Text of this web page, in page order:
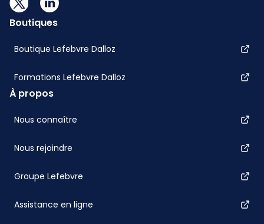
Boutiques
Boutique Lefebvre Dalloz
Formations Lefebvre Dalloz
À propos
Nous connaître
Nous rejoindre
Groupe Lefebvre
Assistance en ligne